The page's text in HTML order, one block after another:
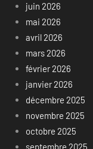
juin 2026
mai 2026
avril 2026
mars 2026
février 2026
janvier 2026
décembre 2025
novembre 2025
octobre 2025
septembre 2025